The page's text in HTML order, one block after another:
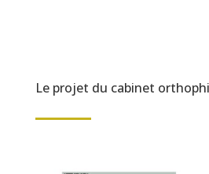
Le projet du cabinet